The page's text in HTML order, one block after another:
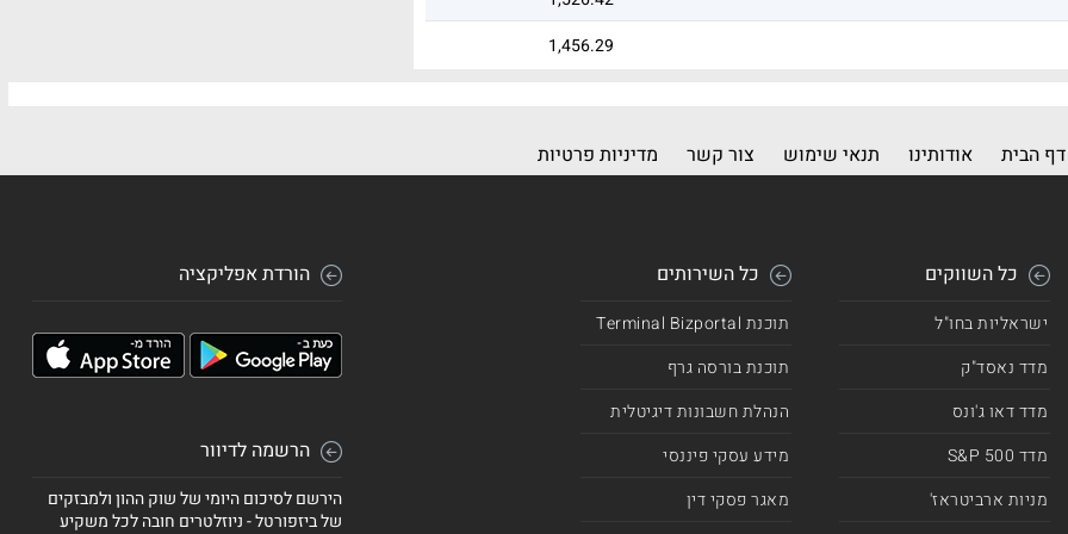
1,456.29
1,064.74
1,013.26
דף הבית אודותינו תנאי שימוש צור קשר מדיניות פרטיות
כל השווקים
ישראליות בחו"ל
מדד נאסד"ק
מדד דאו ג'ונס
מדד 500 S&P
מניות ארביטראז'
כל השירותים
תוכנת Terminal Bizportal
תוכנת בורסה גרף
הנהלת חשבונות דיגיטלית
מידע עסקי פיננסי
מאגר פסקי דין
הורדת אפליקציה
הרשמה לדיוור
הירשם לסיכום היומי של שוק ההון ולמבזקים
של ביזפורטל - ניוזלטרים חובה לכל משקיע